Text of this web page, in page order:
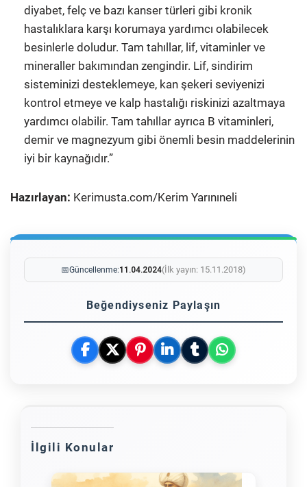
diyabet, felç ve bazı kanser türleri gibi kronik
hastalıklara karşı korumaya yardımcı olabilecek
besinlerle doludur. Tam tahıllar, lif, vitaminler ve
mineraller bakımından zengindir. Lif, sindirim
sisteminizi desteklemeye, kan şekeri seviyenizi
kontrol etmeye ve kalp hastalığı riskinizi azaltmaya
yardımcı olabilir. Tam tahıllar ayrıca B vitaminleri,
demir ve magnezyum gibi önemli besin maddelerinin
iyi bir kaynağıdır.”
Hazırlayan: Kerimusta.com/Kerim Yarınıneli
📅Güncellenme:11.04.2024(İlk yayın: 15.11.2018)
Beğendiyseniz Paylaşın
İlgili Konular